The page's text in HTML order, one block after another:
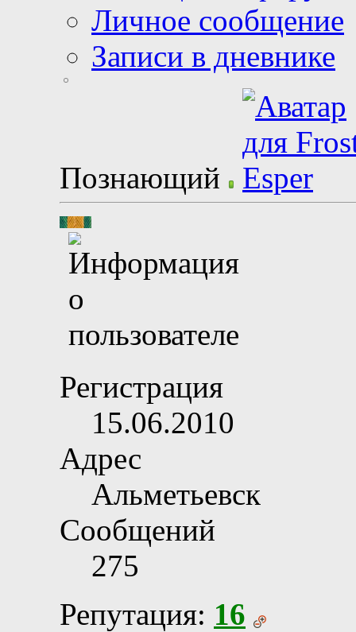
Личное сообщение
Записи в дневнике
Познающий
Регистрация
15.06.2010
Адрес
Альметьевск
Сообщений
275
Репутация: 16